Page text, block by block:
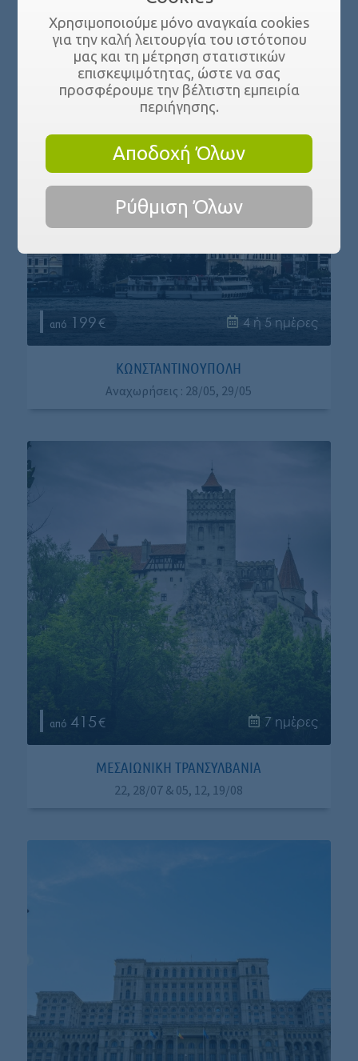
199 4 ή 5 ημέρες
ΚΩΝΣΤΑΝΤΙΝΟΥΠΟΛΗ
Αναχωρήσεις : 28/05, 29/05
415 7 ημέρες
ΜΕΣΑΙΩΝΙΚΉ ΤΡΑΝΣΥΛΒΑΝΊΑ
22, 28/07 & 05, 12, 19/08
Χρησιμοποιούμε μόνο αναγκαία cookies
για την καλή λειτουργία του ιστότοπου
μας και τη μέτρηση στατιστικών
επισκεψιμότητας, ώστε να σας
προσφέρουμε την βέλτιστη εμπειρία
περιήγησης.
Αποδοχή Όλων
Ρύθμιση Όλων